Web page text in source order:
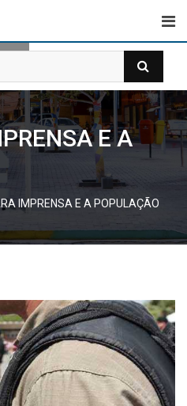
E A
IMPRENSA E A POPULAÇÃO